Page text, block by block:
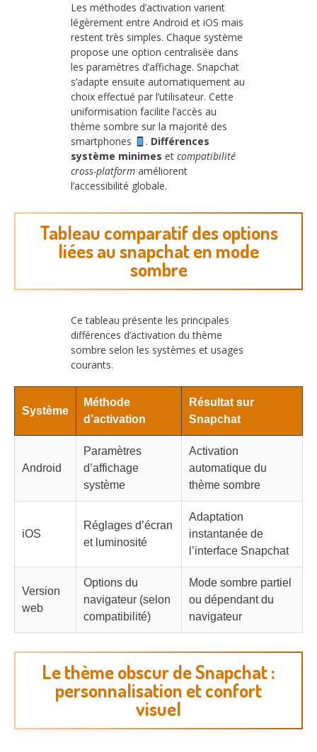
Les méthodes d’activation varient
légèrement entre Android et iOS mais
restent très simples. Chaque système
propose une option centralisée dans
les paramètres d’affichage. Snapchat
s’adapte ensuite automatiquement au
choix effectué par l’utilisateur. Cette
uniformisation facilite l’accès au
thème sombre sur la majorité des
smartphones
. Différences
système minimes et compatibilité
cross-platform améliorent
l’accessibilité globale.
Tableau comparatif des options
liées au snapchat en mode
sombre
Ce tableau présente les principales
différences d’activation du thème
sombre selon les systèmes et usages
courants.
Système
Méthode
d’activation
Résultat sur
Snapchat
Android
Paramètres
d’affichage
système
Activation
automatique du
thème sombre
iOS
Réglages d’écran
et luminosité
Adaptation
instantanée de
l’interface Snapchat
Version
web
Options du
navigateur (selon
compatibilité)
Mode sombre partiel
ou dépendant du
navigateur
Le thème obscur de Snapchat :
personnalisation et confort
visuel